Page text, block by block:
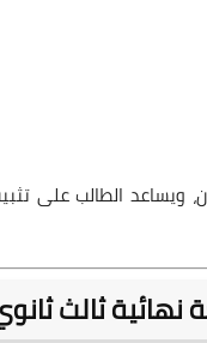
ويساعد الطالب على
ثالث ثانوي